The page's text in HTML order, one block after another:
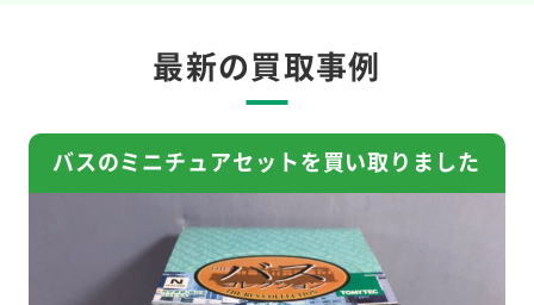
最新の買取事例
バスのミニチュアセットを買い取りました